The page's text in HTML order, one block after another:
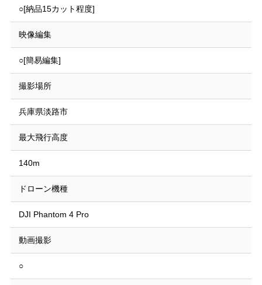
○[納品15カット程度]
映像編集
○[簡易編集]
撮影場所
兵庫県淡路市
最大飛行高度
140m
ドローン機種
DJI Phantom 4 Pro
動画撮影
○